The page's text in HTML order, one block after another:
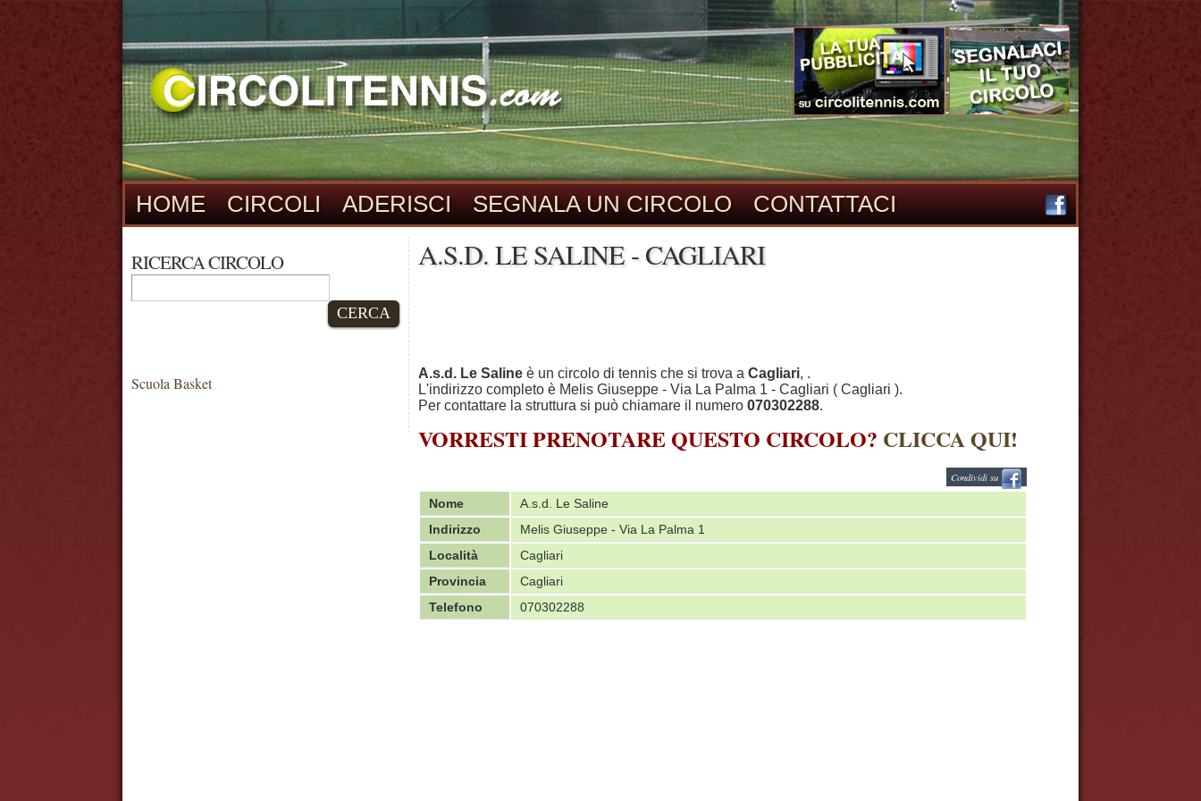
HOME CIRCOLI ADERISCI SEGNALA UN CIRCOLO CONTATTACI
RICERCA CIRCOLO
CERCA
Scuola Basket
A.S.D. LE SALINE - CAGLIARI
A.s.d. Le Saline è un circolo di tennis che si trova a Cagliari, .
L'indirizzo completo è Melis Giuseppe - Via La Palma 1 - Cagliari ( Cagliari ).
Per contattare la struttura si può chiamare il numero 070302288.
VORRESTI PRENOTARE QUESTO CIRCOLO? CLICCA QUI!
Condividi su
Nome
A.s.d. Le Saline
Indirizzo
Melis Giuseppe - Via La Palma 1
Località
Cagliari
Provincia
Cagliari
Telefono
070302288